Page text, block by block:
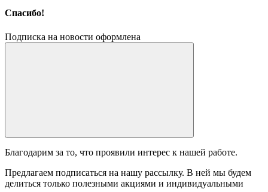
Спасибо!
Подписка на новости оформлена
Благодарим за то, что проявили интерес к нашей работе.
Предлагаем подписаться на нашу рассылку. В ней мы будем
делиться только полезными акциями и индивидуальными